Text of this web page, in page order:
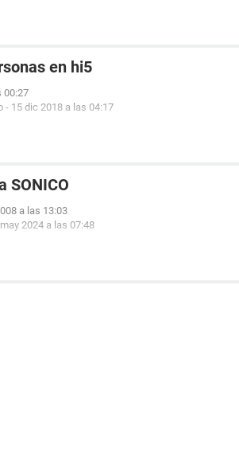
en hi5
00:27
- 15 dic 2018 a las 04:17
SONICO
a las 13:03
2024 a las 07:48